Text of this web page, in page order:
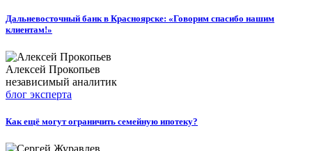
Дальневосточный банк в Красноярске: «Говорим спасибо нашим
клиентам!»
Алексей Прокопьев
независимый аналитик
блог эксперта
Как ещё могут ограничить семейную ипотеку?